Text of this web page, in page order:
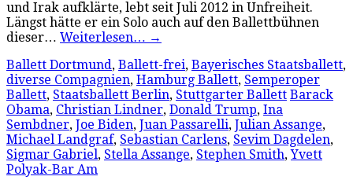
und Irak aufklärte, lebt seit Juli 2012 in Unfreiheit.
Längst hätte er ein Solo auch auf den Ballettbühnen
dieser… Weiterlesen… →
Ballett Dortmund, Ballett-frei, Bayerisches Staatsballett,
diverse Compagnien, Hamburg Ballett, Semperoper
Ballett, Staatsballett Berlin, Stuttgarter Ballett Barack
Obama, Christian Lindner, Donald Trump, Ina
Sembdner, Joe Biden, Juan Passarelli, Julian Assange,
Michael Landgraf, Sebastian Carlens, Sevim Dagdelen,
Sigmar Gabriel, Stella Assange, Stephen Smith,Yvett
Polyak-Bar Am